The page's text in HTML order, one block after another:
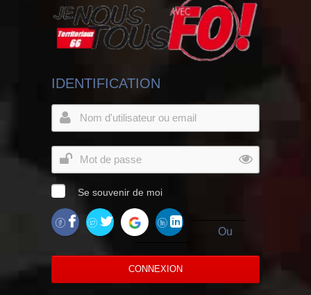
IDENTIFICATION
Se souvenir de moi
Ou
CONNEXION